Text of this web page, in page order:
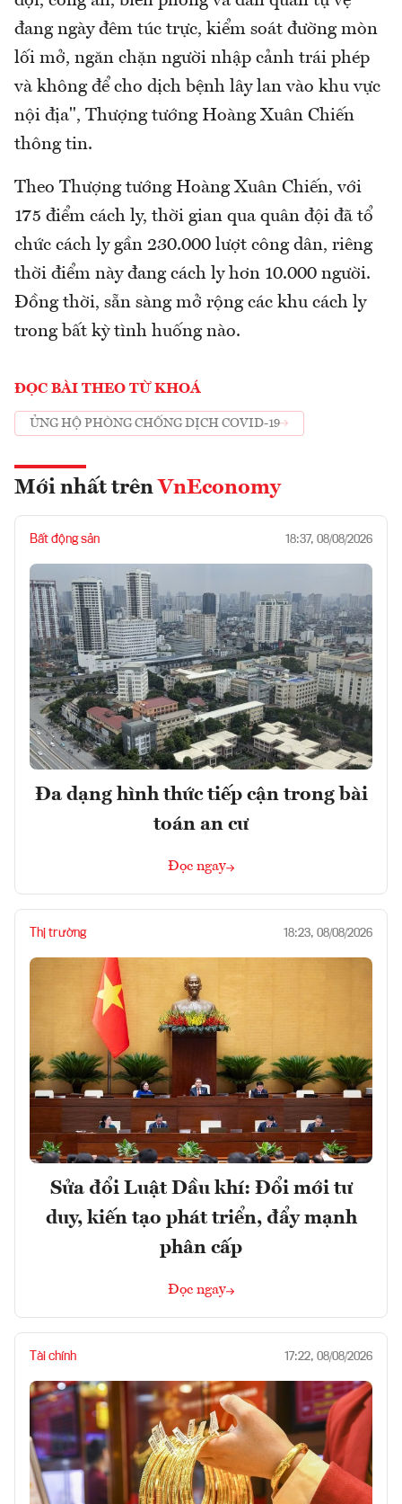
đang ngày đêm túc trực, kiểm soát đường mòn
lối mở, ngăn chặn người nhập cảnh trái phép
và không để cho dịch bệnh lây lan vào khu vực
nội địa", Thượng tướng Hoàng Xuân Chiến
thông tin.
Theo Thượng tướng Hoàng Xuân Chiến, với
175 điểm cách ly, thời gian qua quân đội đã tổ
chức cách ly gần 230.000 lượt công dân, riêng
thời điểm này đang cách ly hơn 10.000 người.
Đồng thời, sẵn sàng mở rộng các khu cách ly
trong bất kỳ tình huống nào.
ĐỌC BÀI THEO TỪ KHOÁ
ỦNG HỘ PHÒNG CHỐNG DỊCH COVID-19
Mới nhất trên VnEconomy
Bất động sản 18:37, 08/08/2026
Đa dạng hình thức tiếp cận trong bài
toán an cư
Đọc ngay
Thị trường 18:23, 08/08/2026
Sửa đổi Luật Dầu khí: Đổi mới tư
duy, kiến tạo phát triển, đẩy mạnh
phân cấp
Đọc ngay
Tài chính 17:22, 08/08/2026